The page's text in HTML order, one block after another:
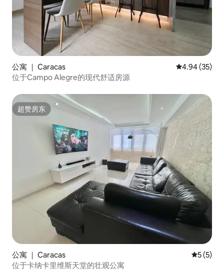
公寓 ｜ Caracas 平均评分
4.94 (35)
位于Campo Alegre的现代舒适房源
超赞房东
超赞房东
公寓 ｜ Caracas 平均评分
5 (5)
位于卡纳卡里维斯天堂的壮观公寓